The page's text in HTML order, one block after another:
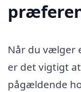
Når du vælger
er det vigtigt
pågældende